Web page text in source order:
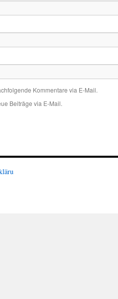
Kommentare via E-Mail.
Beiträge via E-Mail.